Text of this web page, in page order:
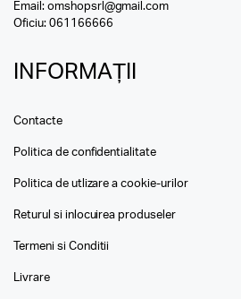
Email: omshopsrl@gmail.com
Oficiu: 061166666
INFORMAȚII
Contacte
Politica de confidentialitate
Politica de utlizare a cookie-urilor
Returul si inlocuirea produseler
Termeni si Conditii
Livrare